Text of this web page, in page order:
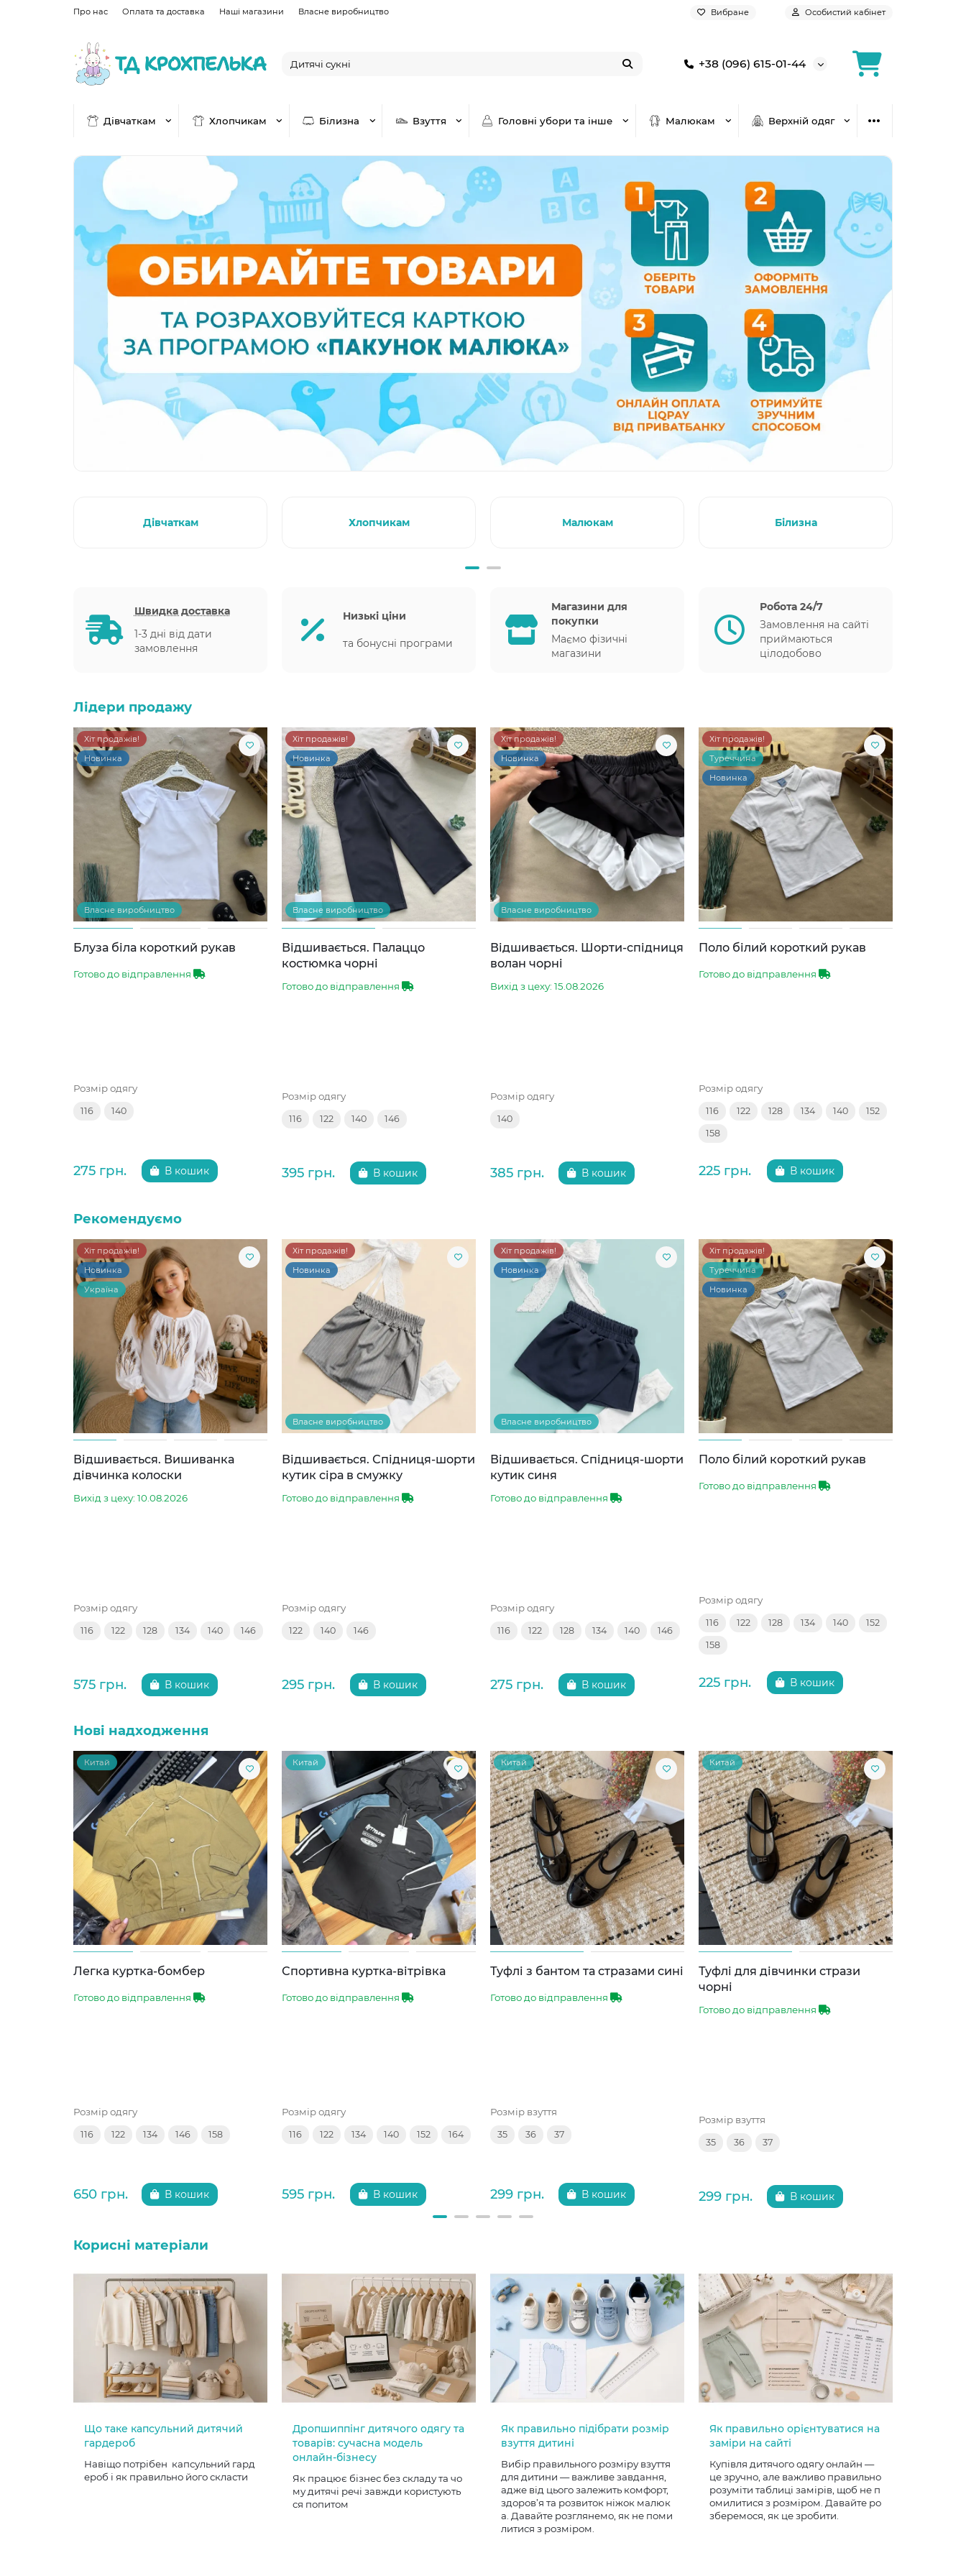
Про нас Оплата та доставка Наші магазини Власне виробництво Вибране Особистий кабінет
+38 (096) 615-01-44
Дівчаткам Хлопчикам Білизна Взуття Головні убори та інше Малюкам Верхній одяг
Дівчаткам Хлопчикам Малюкам Білизна
Швидка доставка
1-3 дні від дати
замовлення
Низькі ціни
та бонусні програми
Магазини для
покупки
Маємо фізичні
магазини
Робота 24/7
Замовлення на сайті
приймаються
цілодобово
Лідери продажу
Хіт продажів!
Новинка
Власне виробництво
Блуза біла короткий рукав
Готово до відправлення
Розмір одягу
116 140
275 грн. В кошик
Хіт продажів!
Новинка
Власне виробництво
Відшивається. Палаццо
костюмка чорні
Готово до відправлення
Розмір одягу
116 122 140 146
395 грн. В кошик
Хіт продажів!
Новинка
Власне виробництво
Відшивається. Шорти-спідниця
волан чорні
Вихід з цеху: 15.08.2026
Розмір одягу
140
385 грн. В кошик
Хіт продажів!
Туреччина
Новинка
Поло білий короткий рукав
Готово до відправлення
Розмір одягу
116 122 128 134 140 152
158
225 грн. В кошик
Рекомендуємо
Хіт продажів!
Новинка
Україна
Відшивається. Вишиванка
дівчинка колоски
Вихід з цеху: 10.08.2026
Розмір одягу
116 122 128 134 140 146
575 грн. В кошик
Хіт продажів!
Новинка
Власне виробництво
Відшивається. Спідниця-шорти
кутик сіра в смужку
Готово до відправлення
Розмір одягу
122 140 146
295 грн. В кошик
Хіт продажів!
Новинка
Власне виробництво
Відшивається. Спідниця-шорти
кутик синя
Готово до відправлення
Розмір одягу
116 122 128 134 140 146
275 грн. В кошик
Хіт продажів!
Туреччина
Новинка
Поло білий короткий рукав
Готово до відправлення
Розмір одягу
116 122 128 134 140 152
158
225 грн. В кошик
Нові надходження
Китай
Легка куртка-бомбер
Готово до відправлення
Розмір одягу
116 122 134 146 158
650 грн. В кошик
Китай
Спортивна куртка-вітрівка
Готово до відправлення
Розмір одягу
116 122 134 140 152 164
595 грн. В кошик
Китай
Туфлі з бантом та стразами сині
Готово до відправлення
Розмір взуття
35 36 37
299 грн. В кошик
Китай
Туфлі для дівчинки стрази
чорні
Готово до відправлення
Розмір взуття
35 36 37
299 грн. В кошик
Корисні матеріали
Що таке капсульний дитячий
гардероб
Навіщо потрібен капсульний гард
ероб і як правильно його скласти
Дропшиппінг дитячого одягу та
товарів: сучасна модель
онлайн-бізнесу
Як працює бізнес без складу та чо
му дитячі речі завжди користують
ся попитом
Як правильно підібрати розмір
взуття дитині
Вибір правильного розміру взуття
для дитини — важливе завдання,
адже від цього залежить комфорт,
здоров’я та розвиток ніжок малюк
а. Давайте розглянемо, як не поми
литися з розміром.
Як правильно орієнтуватися на
заміри на сайті
Купівля дитячого одягу онлайн —
це зручно, але важливо правильно
розуміти таблиці замірів, щоб не п
омилитися з розміром. Давайте ро
зберемося, як це зробити.